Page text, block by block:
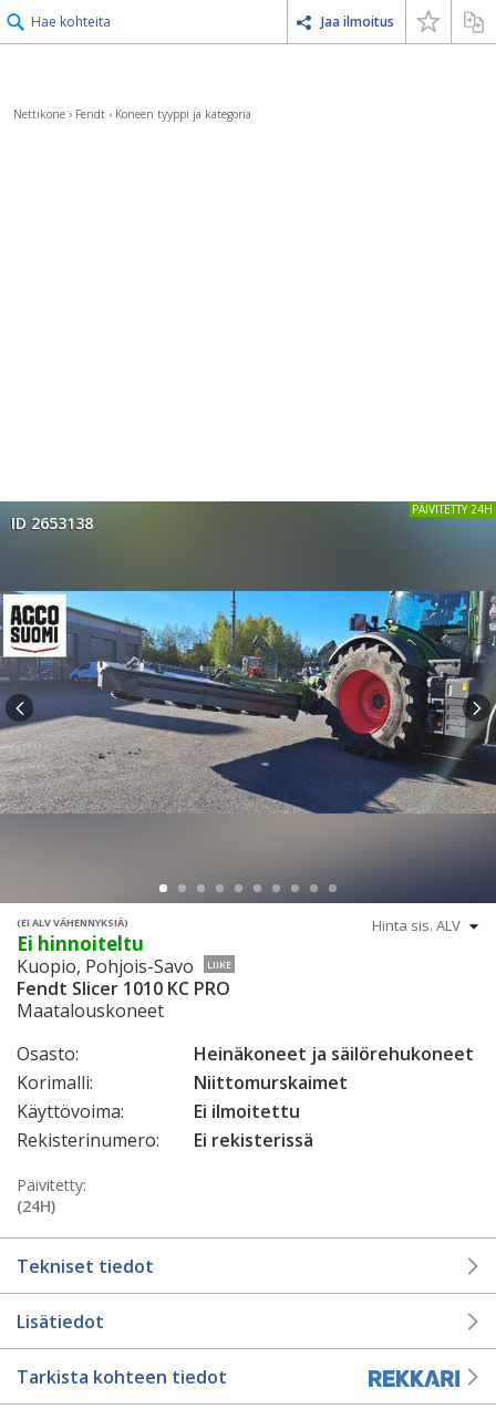
Hae kohteita Jaa ilmoitus
Nettikone › Fendt › Koneen tyyppi ja kategoria
PÄIVITETTY 24H
ID 2653138
(EI ALV VÄHENNYKSIÄ)
Ei hinnoiteltu
Kuopio, Pohjois-Savo LIIKE
Fendt Slicer 1010 KC PRO
Maatalouskoneet
Osasto:
Heinäkoneet ja säilörehukoneet
Korimalli:
Niittomurskaimet
Käyttövoima:
Ei ilmoitettu
Rekisterinumero:
Ei rekisterissä
Päivitetty:
(24H)
Tekniset tiedot
Lisätiedot
Tarkista kohteen tiedot